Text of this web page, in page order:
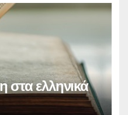
στα ελληνικά